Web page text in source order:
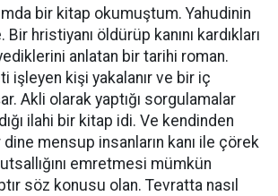
bir kitap okumuştum. Yahudinin
Bir hristiyanı öldürüp kanını kardıkları
anlatan bir tarihi roman.
işleyen kişi yakalanır ve bir iç
Akli olarak yaptığı sorgulamalar
ilahi bir kitap idi. Ve kendinden
mensup insanların kanı ile çörek
emretmesi mümkün
söz konusu olan. Tevratta nasıl